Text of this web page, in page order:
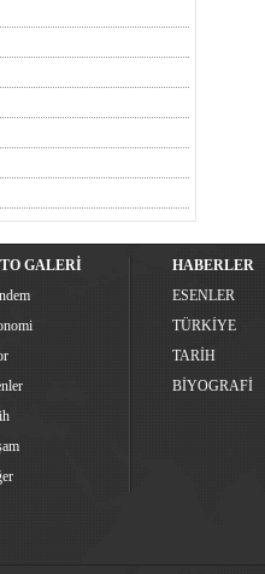
GALERİ
HABERLER
ESENLER
TÜRKİYE
TARİH
BİYOGRAFİ